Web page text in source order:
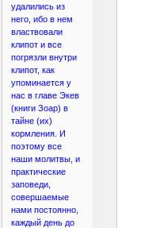
удалились из
него, ибо в нем
властвовали
клипот и все
погрязли внутри
клипот, как
упоминается у
нас в главе Экев
(книги Зоар) в
тайне (их)
кормления. И
поэтому все
наши молитвы, и
практические
заповеди,
совершаемые
нами постоянно,
каждый день до